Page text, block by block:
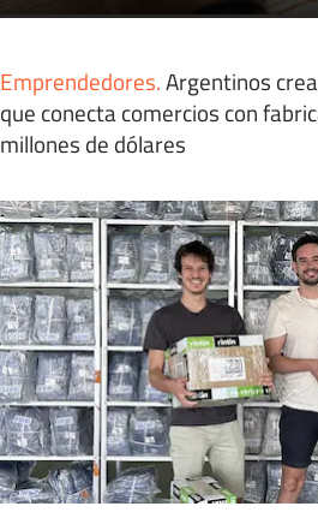
Emprendedores.Argentinos
que conecta comercios con
millones de dólares